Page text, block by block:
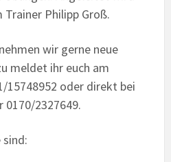
Trainer Philipp Groß.
wir gerne neue
meldet ihr euch am
15748952 oder direkt bei
0170/2327649.